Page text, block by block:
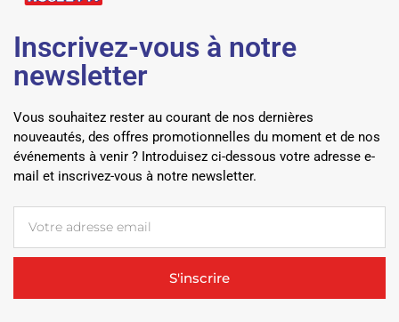
Inscrivez-vous à notre
newsletter
Vous souhaitez rester au courant de nos dernières
nouveautés, des offres promotionnelles du moment et de nos
événements à venir ? Introduisez ci-dessous votre adresse e-
mail et inscrivez-vous à notre newsletter.
S'inscrire